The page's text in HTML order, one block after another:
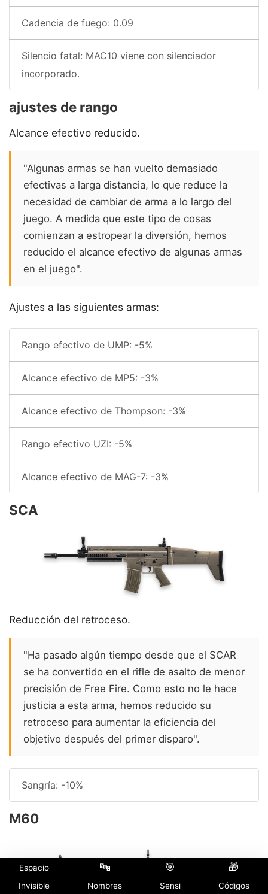
Cadencia de fuego: 0.09
Silencio fatal: MAC10 viene con silenciador
incorporado.
ajustes de rango
Alcance efectivo reducido.
"Algunas armas se han vuelto demasiado
efectivas a larga distancia, lo que reduce la
necesidad de cambiar de arma a lo largo del
juego. A medida que este tipo de cosas
comienzan a estropear la diversión, hemos
reducido el alcance efectivo de algunas armas
en el juego".
Ajustes a las siguientes armas:
Rango efectivo de UMP: -5%
Alcance efectivo de MP5: -3%
Alcance efectivo de Thompson: -3%
Rango efectivo UZI: -5%
Alcance efectivo de MAG-7: -3%
SCA
Reducción del retroceso.
"Ha pasado algún tiempo desde que el SCAR
se ha convertido en el rifle de asalto de menor
precisión de Free Fire. Como esto no le hace
justicia a esta arma, hemos reducido su
retroceso para aumentar la eficiencia del
objetivo después del primer disparo".
Sangría: -10%
M60
Espacio
Invisible
🔤
Nombres
🎯
Sensi
🎁
Códigos